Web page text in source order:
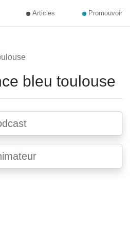
Articles Promouvoir
bleu toulouse